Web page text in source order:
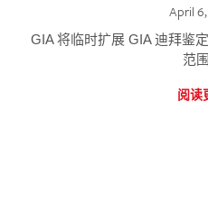
April
GIA 将临时扩展 GIA 迪拜鉴
范围
阅读